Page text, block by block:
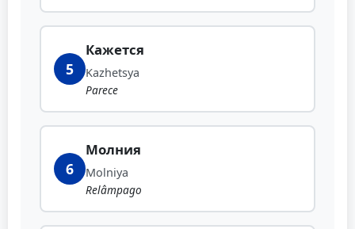
5
Кажется
Kazhetsya
Parece
6
Молния
Molniya
Relâmpago